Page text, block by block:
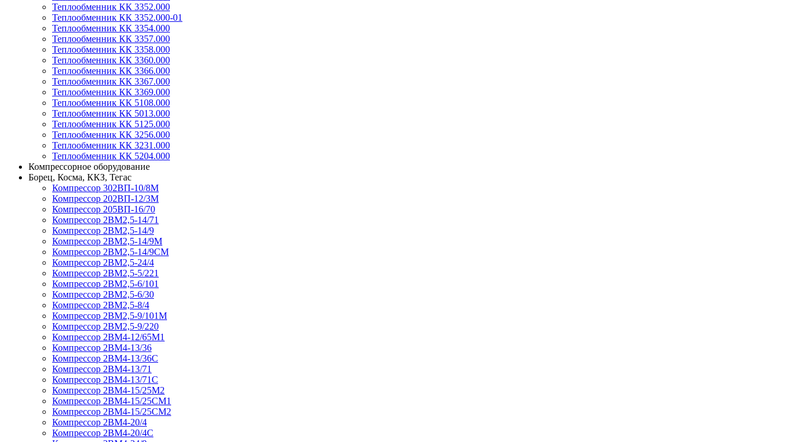
Теплообменник КК 3352.000
Теплообменник КК 3352.000-01
Теплообменник КК 3354.000
Теплообменник КК 3357.000
Теплообменник КК 3358.000
Теплообменник КК 3360.000
Теплообменник КК 3366.000
Теплообменник КК 3367.000
Теплообменник КК 3369.000
Теплообменник КК 5108.000
Теплообменник КК 5013.000
Теплообменник КК 5125.000
Теплообменник КК 3256.000
Теплообменник КК 3231.000
Теплообменник КК 5204.000
Компрессорное оборудование
Борец, Косма, ККЗ, Тегас
Компрессор 302ВП-10/8М
Компрессор 202ВП-12/3М
Компрессор 205ВП-16/70
Компрессор 2ВМ2,5-14/71
Компрессор 2ВМ2,5-14/9
Компрессор 2ВМ2,5-14/9М
Компрессор 2ВМ2,5-14/9СМ
Компрессор 2ВМ2,5-24/4
Компрессор 2ВМ2,5-5/221
Компрессор 2ВМ2,5-6/101
Компрессор 2ВМ2,5-6/30
Компрессор 2ВМ2,5-8/4
Компрессор 2ВМ2,5-9/101М
Компрессор 2ВМ2,5-9/220
Компрессор 2ВМ4-12/65М1
Компрессор 2ВМ4-13/36
Компрессор 2ВМ4-13/36С
Компрессор 2ВМ4-13/71
Компрессор 2ВМ4-13/71С
Компрессор 2ВМ4-15/25М2
Компрессор 2ВМ4-15/25СМ1
Компрессор 2ВМ4-15/25СМ2
Компрессор 2ВМ4-20/4
Компрессор 2ВМ4-20/4С